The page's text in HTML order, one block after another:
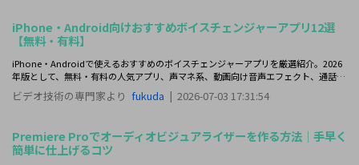
iPhone・Android向けおすすめボイスチェンジャーアプリ12選
【無料・有料】
iPhone・Androidで使えるおすすめのボイスチェンジャーアプリを厳選紹介。2026
年版として、無料・有料の人気アプリ、声マネ系、動画向け音声エフェクト、通話や
SNSで使いやすい音声変換機能までまとめて比較します。
ビデオ技術の専門家より fukuda | 2026-07-03 17:31:54
Premiere Proでオーディオビジュアライザーを作る方法｜手早く
簡単に仕上げるコツ